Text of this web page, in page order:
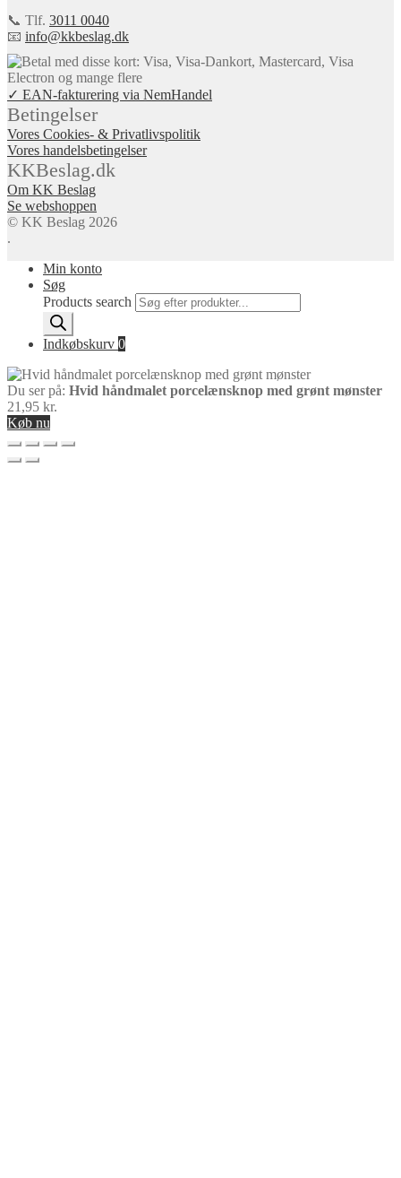
📞 Tlf. 3011 0040
📧 info@kkbeslag.dk
✓ EAN-fakturering via NemHandel
Betingelser
Vores Cookies- & Privatlivspolitik
Vores handelsbetingelser
KKBeslag.dk
Om KK Beslag
Se webshoppen
© KK Beslag 2026
.
Min konto
Søg
Products search
Indkøbskurv 0
Du ser på: Hvid håndmalet porcelænsknop med grønt mønster
21,95 kr.
Køb nu